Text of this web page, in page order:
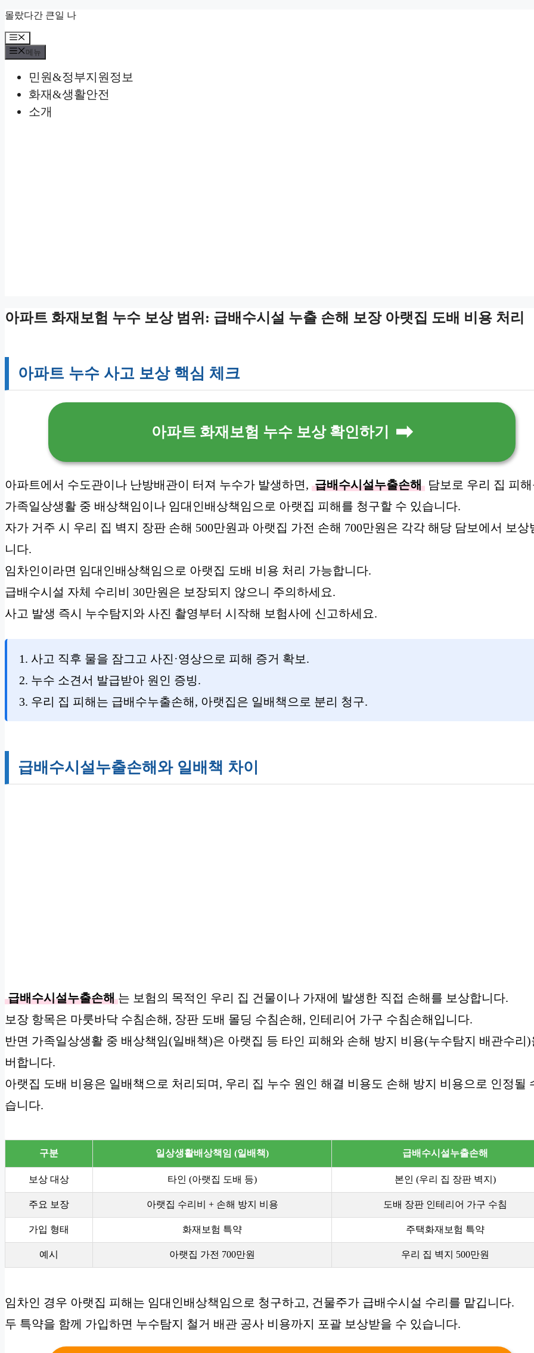
컨
츠
로
몰랐다간 큰일 나
메
뉴
메뉴
민원&정부지원정보
화재&생활안전
소개
아파트 화재보험 누수 보상 범위: 급배수시설 누출 손해 보장 아랫집 도배 비용 처리
아파트 누수 사고 보상 핵심 체크
아파트 화재보험 누수 보상 확인하기
아파트에서 수도관이나 난방배관이 터져 누수가 발생하면, 급배수시설누출손해 담보로 우리 집 피
가족일상생활 중 배상책임이나 임대인배상책임으로 아랫집 피해를 청구할 수 있습니다.
자가 거주 시 우리 집 벽지 장판 손해 500만원과 아랫집 가전 손해 700만원은 각각 해당 담보에서 보상
니다.
임차인이라면 임대인배상책임으로 아랫집 도배 비용 처리 가능합니다.
급배수시설 자체 수리비 30만원은 보장되지 않으니 주의하세요.
사고 발생 즉시 누수탐지와 사진 촬영부터 시작해 보험사에 신고하세요.
1. 사고 직후 물을 잠그고 사진·영상으로 피해 증거 확보.
2. 누수 소견서 발급받아 원인 증빙.
3. 우리 집 피해는 급배수누출손해, 아랫집은 일배책으로 분리 청구.
급배수시설누출손해와 일배책 차이
급배수시설누출손해 는 보험의 목적인 우리 집 건물이나 가재에 발생한 직접 손해를 보상합니다.
보장 항목은 마룻바닥 수침손해, 장판 도배 몰딩 수침손해, 인테리어 가구 수침손해입니다.
반면 가족일상생활 중 배상책임(일배책)은 아랫집 등 타인 피해와 손해 방지 비용(누수탐지 배관수리)
버합니다.
아랫집 도배 비용은 일배책으로 처리되며, 우리 집 누수 원인 해결 비용도 손해 방지 비용으로 인정될
습니다.
구분 일상생활배상책임 (일배책) 급배수시설누출손해
보상 대상 타인 (아랫집 도배 등) 본인 (우리 집 장판 벽지)
주요 보장 아랫집 수리비 + 손해 방지 비용 도배 장판 인테리어 가구 수침
가입 형태 화재보험 특약 주택화재보험 특약
예시 아랫집 가전 700만원 우리 집 벽지 500만원
임차인 경우 아랫집 피해는 임대인배상책임으로 청구하고, 건물주가 급배수시설 수리를 맡깁니다.
두 특약을 함께 가입하면 누수탐지 철거 배관 공사 비용까지 포괄 보상받을 수 있습니다.